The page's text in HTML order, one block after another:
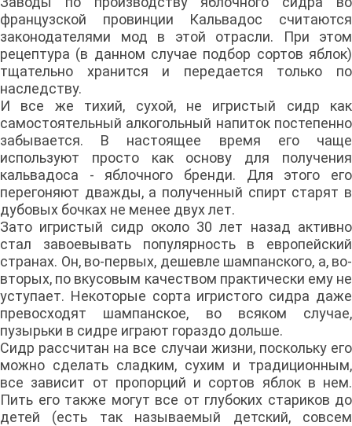
французской провинции Кальвадос считаются
законодателями мод в этой отрасли. При этом
рецептура (в данном случае подбор сортов яблок)
тщательно хранится и передается только по
наследству.
И все же тихий, сухой, не игристый сидр как
самостоятельный алкогольный напиток постепенно
забывается. В настоящее время его чаще
используют просто как основу для получения
кальвадоса - яблочного бренди. Для этого его
перегоняют дважды, а полученный спирт старят в
дубовых бочках не менее двух лет.
Зато игристый сидр около 30 лет назад активно
стал завоевывать популярность в европейский
странах. Он, во-первых, дешевле шампанского, а, во-
вторых, по вкусовым качеством практически ему не
уступает. Некоторые сорта игристого сидра даже
превосходят шампанское, во всяком случае,
пузырьки в сидре играют гораздо дольше.
Сидр рассчитан на все случаи жизни, поскольку его
можно сделать сладким, сухим и традиционным,
все зависит от пропорций и сортов яблок в нем.
Пить его также могут все от глубоких стариков до
детей (есть так называемый детский, совсем